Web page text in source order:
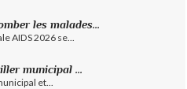
les malades...
AIDS 2026 se...
municipal ...
et...